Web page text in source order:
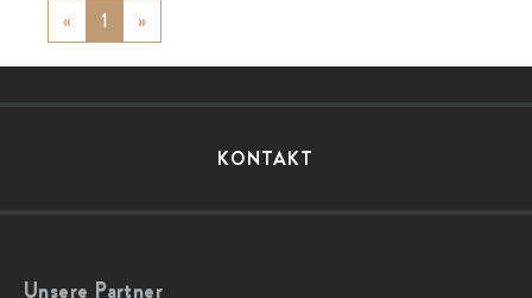
« Previous
1 »
KONTAKT
Unsere Partner